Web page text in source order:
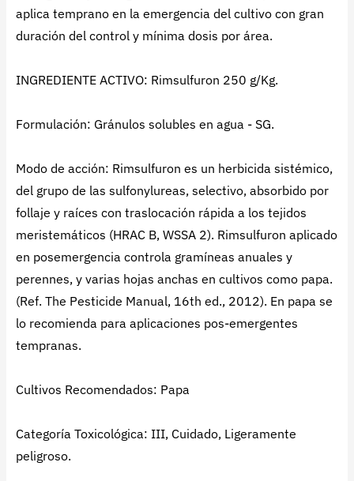
aplica temprano en la emergencia del cultivo con gran
duración del control y mínima dosis por área.
INGREDIENTE ACTIVO: Rimsulfuron 250 g/Kg.
Formulación: Gránulos solubles en agua - SG.
Modo de acción: Rimsulfuron es un herbicida sistémico,
del grupo de las sulfonylureas, selectivo, absorbido por
follaje y raíces con traslocación rápida a los tejidos
meristemáticos (HRAC B, WSSA 2). Rimsulfuron aplicado
en posemergencia controla gramíneas anuales y
perennes, y varias hojas anchas en cultivos como papa.
(Ref. The Pesticide Manual, 16th ed., 2012). En papa se
lo recomienda para aplicaciones pos-emergentes
tempranas.
Cultivos Recomendados: Papa
Categoría Toxicológica: III, Cuidado, Ligeramente
peligroso.